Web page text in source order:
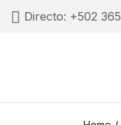
Directo: +502